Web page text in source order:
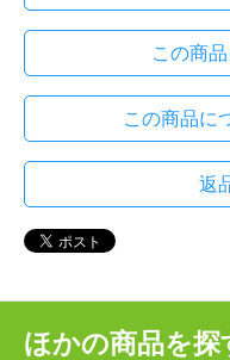
この商
この商品に
返
ほかの商品を探